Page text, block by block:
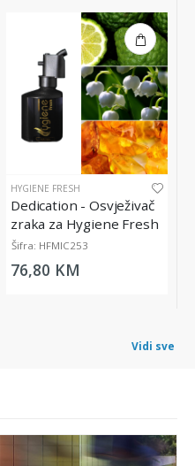
HYGIENE FRESH
Dedication - Osvježivač
zraka za Hygiene Fresh
Micro Diffuser, 200 ml
Šifra: HFMIC253
76,80 KM
Vidi sve